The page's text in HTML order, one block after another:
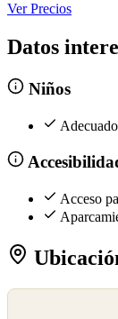
Ver Precios
Datos
Niños
Acceso